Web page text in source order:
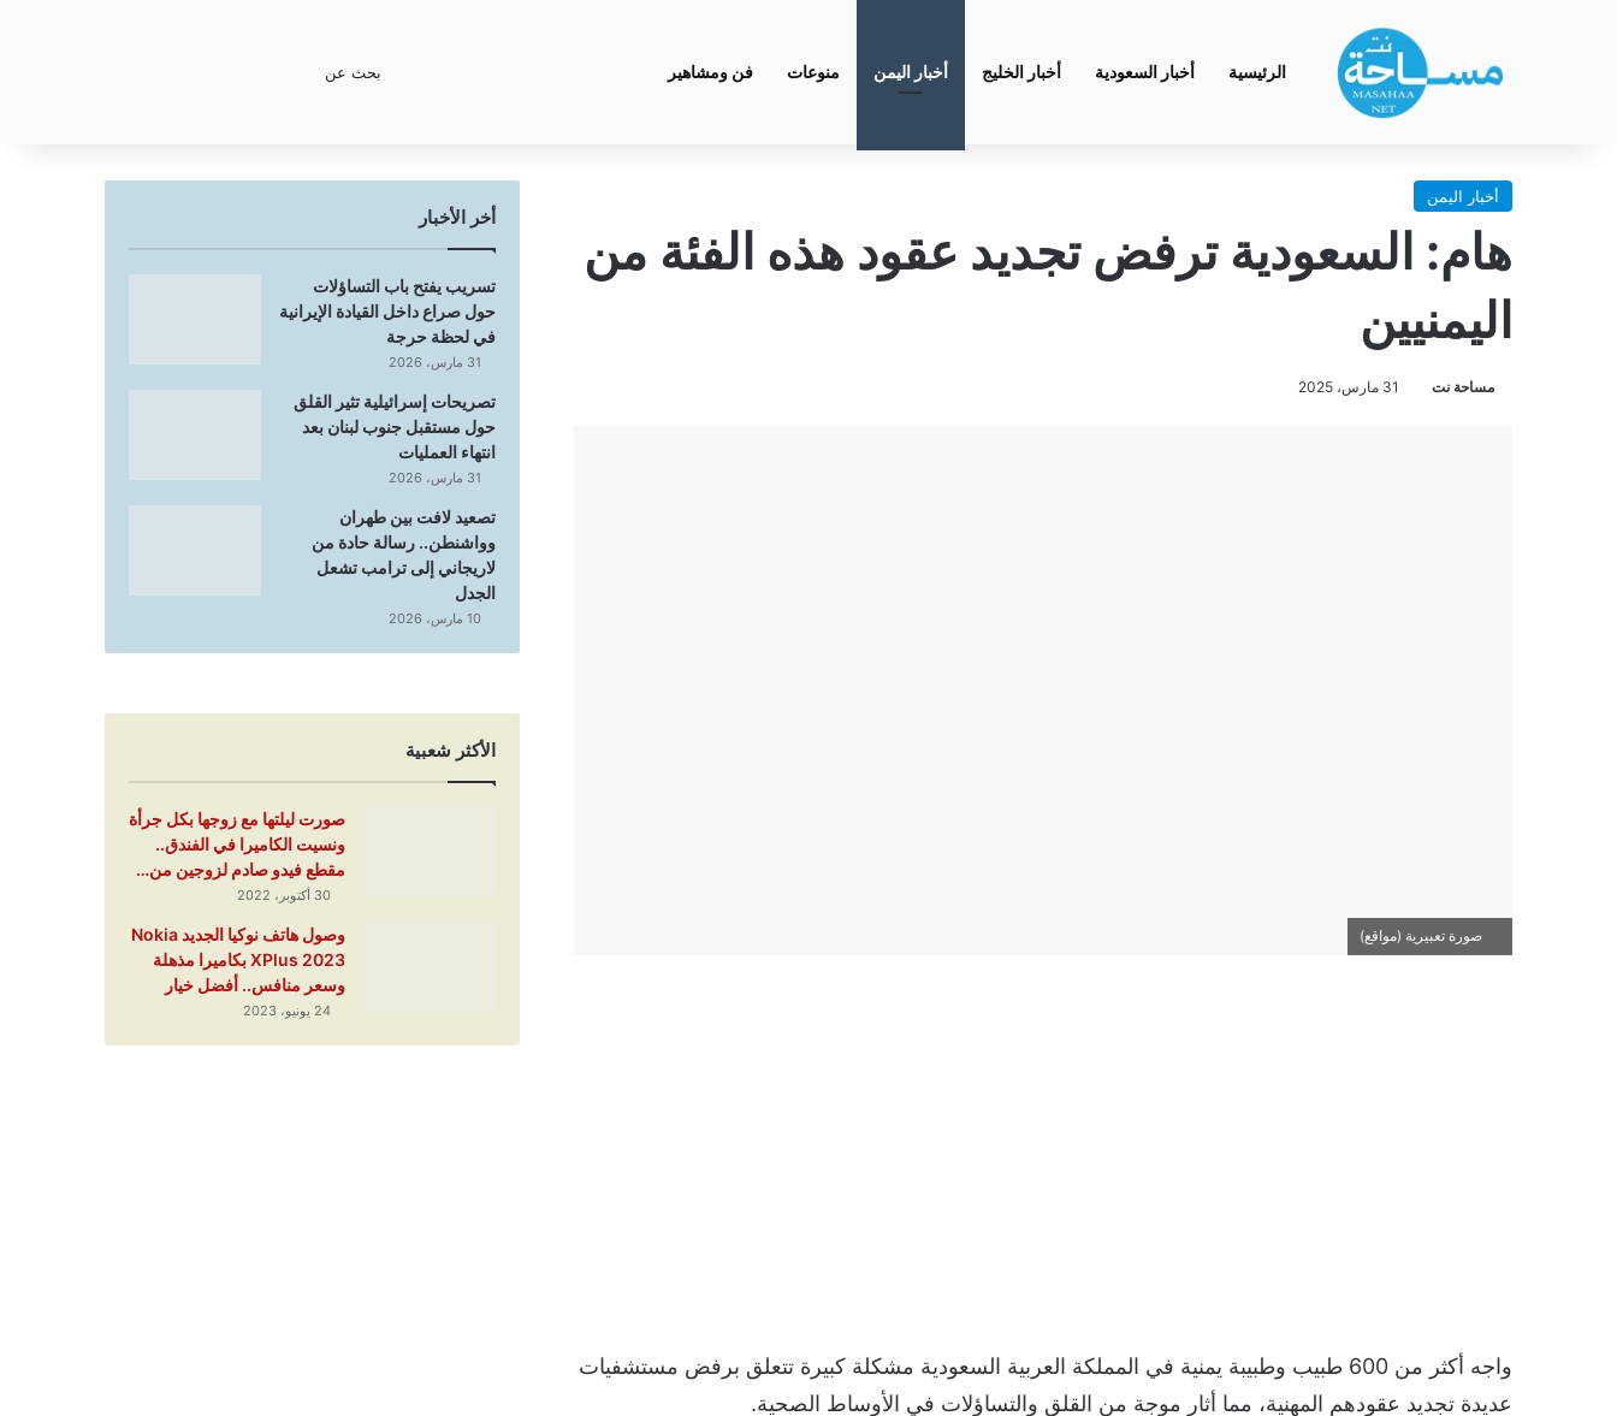
الرئيسية أخبار السعودية أخبار الخليج أخبار اليمن منوعات فن ومشاهير
أخبار اليمن
هام: السعودية ترفض تجديد عقود هذه الفئة من
اليمنيين
مساحة نت 31 مارس، 2025
صورة تعبيرية (مواقع)
واجه أكثر من 600 طبيب وطبيبة يمنية في المملكة العربية السعودية مشكلة كبيرة تتعلق برفض مستشفيات
عديدة تجديد عقودهم المهنية، مما أثار موجة من القلق والتساؤلات في الأوساط الصحية.
أخر الأخبار
تسريب يفتح باب التساؤلات
حول صراع داخل القيادة الإيرانية
في لحظة حرجة
31 مارس، 2026
تصريحات إسرائيلية تثير القلق
حول مستقبل جنوب لبنان بعد
انتهاء العمليات
31 مارس، 2026
تصعيد لافت بين طهران
وواشنطن.. رسالة حادة من
لاريجاني إلى ترامب تشعل
الجدل
10 مارس، 2026
الأكثر شعبية
صورت ليلتها مع زوجها بكل جرأة
ونسيت الكاميرا في الفندق..
مقطع فيدو صادم لزوجين من…
30 أكتوبر، 2022
وصول هاتف نوكيا الجديد Nokia
XPlus 2023 بكاميرا مذهلة
وسعر منافس.. أفضل خيار
24 يونيو، 2023